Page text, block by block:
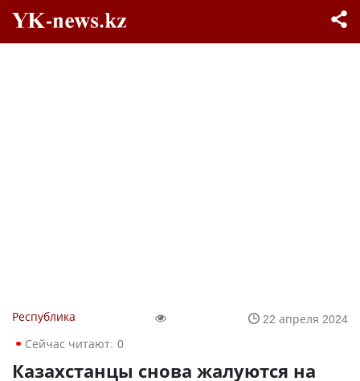
Республика
22 апреля 2024
Сейчас читают: 0
Казахстанцы снова жалуются на